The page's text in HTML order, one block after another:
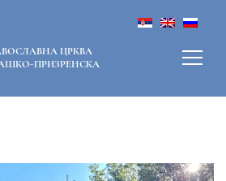
ЦРКВА
ПРИЗРЕНСКА